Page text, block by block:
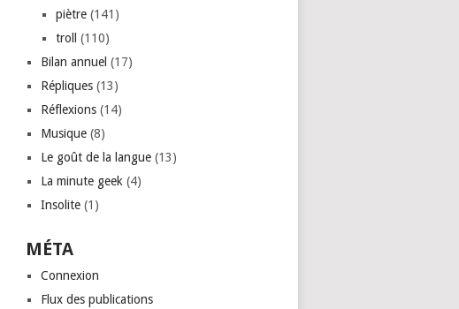
piètre (141)
troll
(110)
Bilan annuel (17)
Répliques (13)
Réflexions (14)
Musique (8)
Le goût de la langue (13)
La minute geek (4)
Insolite (1)
MÉTA
Connexion
Flux des publications